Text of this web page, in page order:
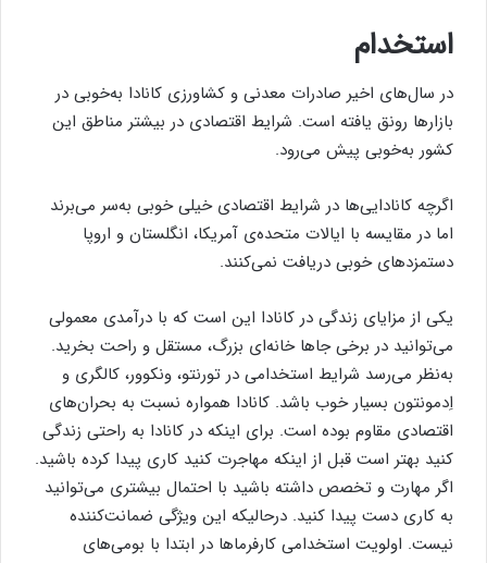
استخدام
در سال‌های اخیر صادرات معدنی و كشاورزی كانادا به‌خوبی در
بازارها رونق یافته است. شرایط اقتصادی در بیشتر مناطق این
كشور به‌خوبی پیش می‌رود.
اگرچه كانادایی‌ها در شرایط اقتصادی خیلی خوبی به‌سر می‌برند
اما در مقایسه با ایالات متحده‌ی آمریكا، انگلستان و اروپا
دستمزدهای خوبی دریافت نمی‌كنند.
یكی از مزایای زندگی در كانادا این است كه با درآمدی معمولی
می‌توانید در برخی جاها خانه‌ای بزرگ، مستقل و راحت بخرید.
به‌نظر می‌رسد شرایط استخدامی در تورنتو، ونكوور، كالگری و
اِدمونتون بسیار خوب باشد. كانادا همواره نسبت به بحران‌های
اقتصادی مقاوم بوده است. برای اینكه در كانادا به راحتی زندگی
كنید بهتر است قبل از اینكه مهاجرت كنید كاری پیدا كرده باشید.
اگر مهارت و تخصص داشته باشید با احتمال بیشتری می‌توانید
به كاری دست پیدا كنید. درحالیكه این ویژگی ضمانت‌كننده
نیست. اولویت استخدامی كارفرماها در ابتدا با بومی‌های